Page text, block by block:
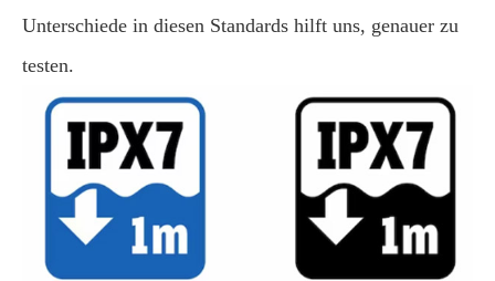
Unterschiede in diesen Standards hilft uns, genauer zu
testen.